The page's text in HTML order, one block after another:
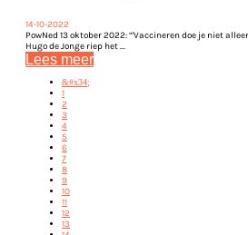
14-10-2022
PowNed 13 oktober 2022: “'Vaccineren doe je niet
Hugo de Jonge riep het ...
Lees meer
&#x34;
1
2
3
4
5
6
7
8
9
10
11
12
13